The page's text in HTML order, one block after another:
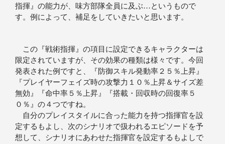
指揮』の能力が、味方部隊全員に及ぶ…というもので
す。例によって、補足をしていきたいと思います。
この『戦術指揮』の項目に設定できるキャラクターは
限定されていますが、その効果の種類は様々です。今回
発表された例ですと、『防御スキル発動率２５％上昇』
『プレイヤーフェイズ時の攻撃力１０％上昇＆サイズ差
無効』『命中率５％上昇』『搭載・回収時の回復率５
０％』の４つですね。
自分のプレイスタイルに合った能力を持つ指揮官を設
定するもよし、次のシナリオで扱われるエピソードを予
想して、シナリオにあわせた指揮官を設定するもよしで